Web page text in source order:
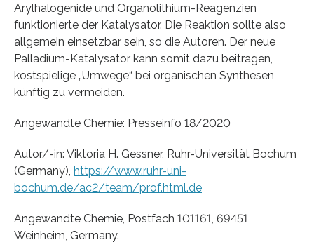
Arylhalogenide und Organolithium-Reagenzien
funktionierte der Katalysator. Die Reaktion sollte also
allgemein einsetzbar sein, so die Autoren. Der neue
Palladium-Katalysator kann somit dazu beitragen,
kostspielige „Umwege“ bei organischen Synthesen
künftig zu vermeiden.
Angewandte Chemie: Presseinfo 18/2020
Autor/-in: Viktoria H. Gessner, Ruhr-Universität Bochum
(Germany), https://www.ruhr-uni-
bochum.de/ac2/team/prof.html.de
Angewandte Chemie, Postfach 101161, 69451
Weinheim, Germany.